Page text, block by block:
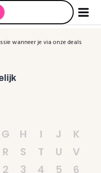
wanneer je via onze deals
G H I J
K
R S T U
V
2 3 4 5
6